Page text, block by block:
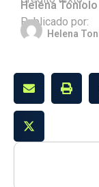
Helena Toniolo
Publicado por:
Helena